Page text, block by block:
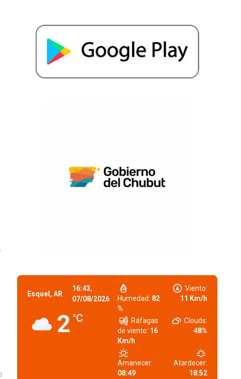
Esquel, AR
16:43,
07/08/2026
2 °C
Humedad: 82
%
Viento:
11 Km/h
Ráfagas
de viento: 16
Km/h
Clouds:
48%
Amanecer:
08:49
Atardecer:
18:52